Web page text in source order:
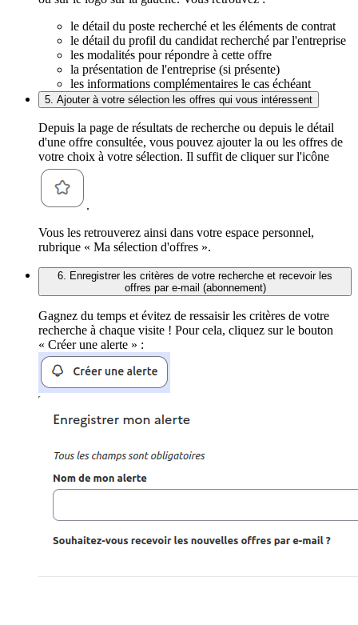
le détail du poste recherché et les éléments de contrat
le détail du profil du candidat recherché par l'entreprise
les modalités pour répondre à cette offre
la présentation de l'entreprise (si présente)
les informations complémentaires le cas échéant
5. Ajouter à votre sélection les offres qui vous intéressent
Depuis la page de résultats de recherche ou depuis le détail
d'une offre consultée, vous pouvez ajouter la ou les offres de
votre choix à votre sélection. Il suffit de cliquer sur l'icône
.
Vous les retrouverez ainsi dans votre espace personnel,
rubrique « Ma sélection d'offres ».
6. Enregistrer les critères de votre recherche et recevoir les
offres par e-mail (abonnement)
Gagnez du temps et évitez de ressaisir les critères de votre
recherche à chaque visite ! Pour cela, cliquez sur le bouton
« Créer une alerte » :